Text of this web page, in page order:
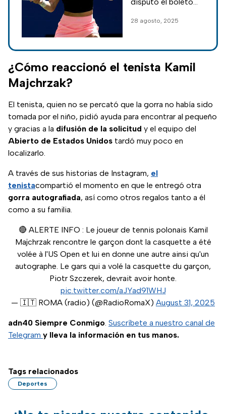
del US Open, uno de
Slam más
importantes de
este deporte.
28 agosto, 2025
¿Cómo reaccionó el tenista Kamil
Majchrzak?
El tenista, quien no se percató que la gorra no había sido
tomada por el niño, pidió ayuda para encontrar al pequeño
y gracias a la difusión de la solicitud y el equipo del
Abierto de Estados Unidos tardó muy poco en
localizarlo.
A través de sus historias de Instagram, el
tenistacompartió el momento en que le entregó otra
gorra autografiada, así como otros regalos tanto a él
como a su familia.
🔴 ALERTE INFO : Le joueur de tennis polonais Kamil
Majchrzak rencontre le garçon dont la casquette a été
volée à l'US Open et lui en donne une autre ainsi qu'un
autographe. Le gars qui a volé la casquette du garçon,
Piotr Szczerek, devrait avoir honte.
pic.twitter.com/aJYad91WHJ
— 🇮🇹 ROMA (radio) (@RadioRomaX) August 31, 2025
adn40 Siempre Conmigo. Suscríbete a nuestro canal de
Telegram y lleva la información en tus manos.
Tags relacionados
Deportes